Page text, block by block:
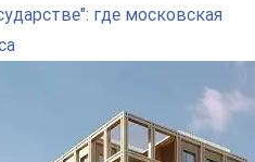
где московская